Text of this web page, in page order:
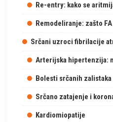
Re-entry: kako se
Remodeliranje: zašto FA
Srčani uzroci fibrilacije
Arterijska hipertenzija:
Bolesti srčanih zalistaka
Srčano zatajenje i
Kardiomiopatije